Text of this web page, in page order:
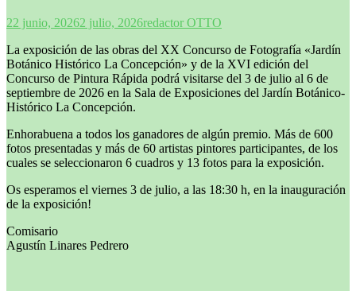
22 junio, 20262 julio, 2026redactor OTTO
La exposición de las obras del XX Concurso de Fotografía «Jardín
Botánico Histórico La Concepción» y de la XVI edición del
Concurso de Pintura Rápida podrá visitarse del 3 de julio al 6 de
septiembre de 2026 en la Sala de Exposiciones del Jardín Botánico-
Histórico La Concepción.
Enhorabuena a todos los ganadores de algún premio. Más de 600
fotos presentadas y más de 60 artistas pintores participantes, de los
cuales se seleccionaron 6 cuadros y 13 fotos para la exposición.
Os esperamos el viernes 3 de julio, a las 18:30 h, en la inauguración
de la exposición!
Comisario
Agustín Linares Pedrero